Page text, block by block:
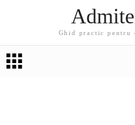
Ghid practic pentru